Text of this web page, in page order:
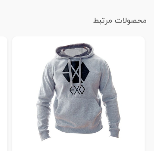
محصولات مرتبط